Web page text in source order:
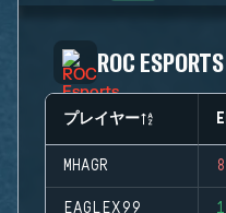
ROC ESPORTS
プレイヤー
MHAGR
EAGLEX99